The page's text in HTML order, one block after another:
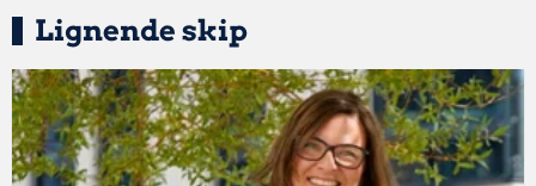
Lignende skip